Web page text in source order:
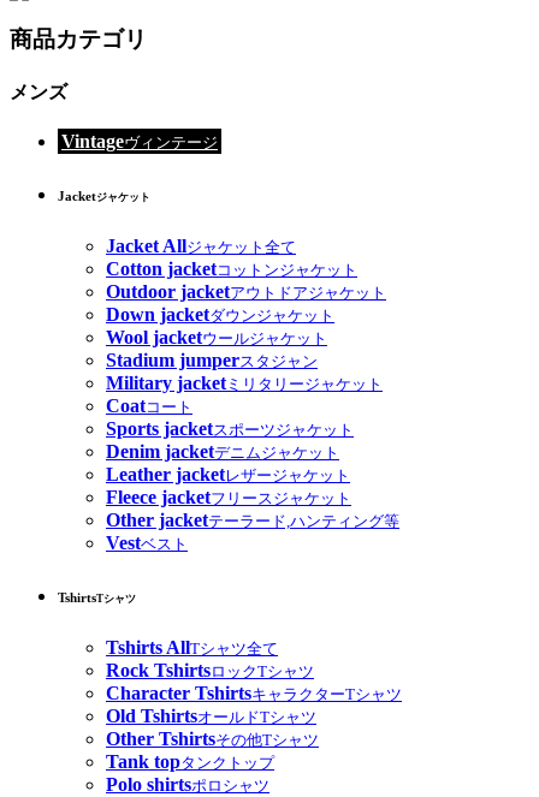
商品カテゴリ
メンズ
Vintageヴィンテージ
Jacketジャケット
Jacket Allジャケット全て
Cotton jacketコットンジャケット
Outdoor jacketアウトドアジャケット
Down jacketダウンジャケット
Wool jacketウールジャケット
Stadium jumperスタジャン
Military jacketミリタリージャケット
Coatコート
Sports jacketスポーツジャケット
Denim jacketデニムジャケット
Leather jacketレザージャケット
Fleece jacketフリースジャケット
Other jacketテーラード,ハンティング等
Vestベスト
TshirtsTシャツ
Tshirts AllTシャツ全て
Rock TshirtsロックTシャツ
Character TshirtsキャラクターTシャツ
Old TshirtsオールドTシャツ
Other Tshirtsその他Tシャツ
Tank topタンクトップ
Polo shirtsポロシャツ